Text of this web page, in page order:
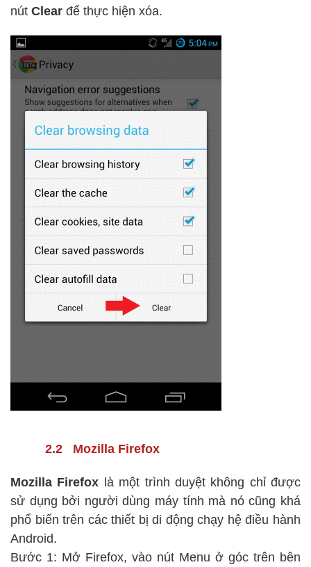
nút Clear để thực hiện xóa.
2.2 Mozilla Firefox
Mozilla Firefox là một trình duyệt không chỉ được
sử dụng bởi người dùng máy tính mà nó cũng khá
phổ biến trên các thiết bị di động chạy hệ điều hành
Android.
Bước 1: Mở Firefox, vào nút Menu ở góc trên bên